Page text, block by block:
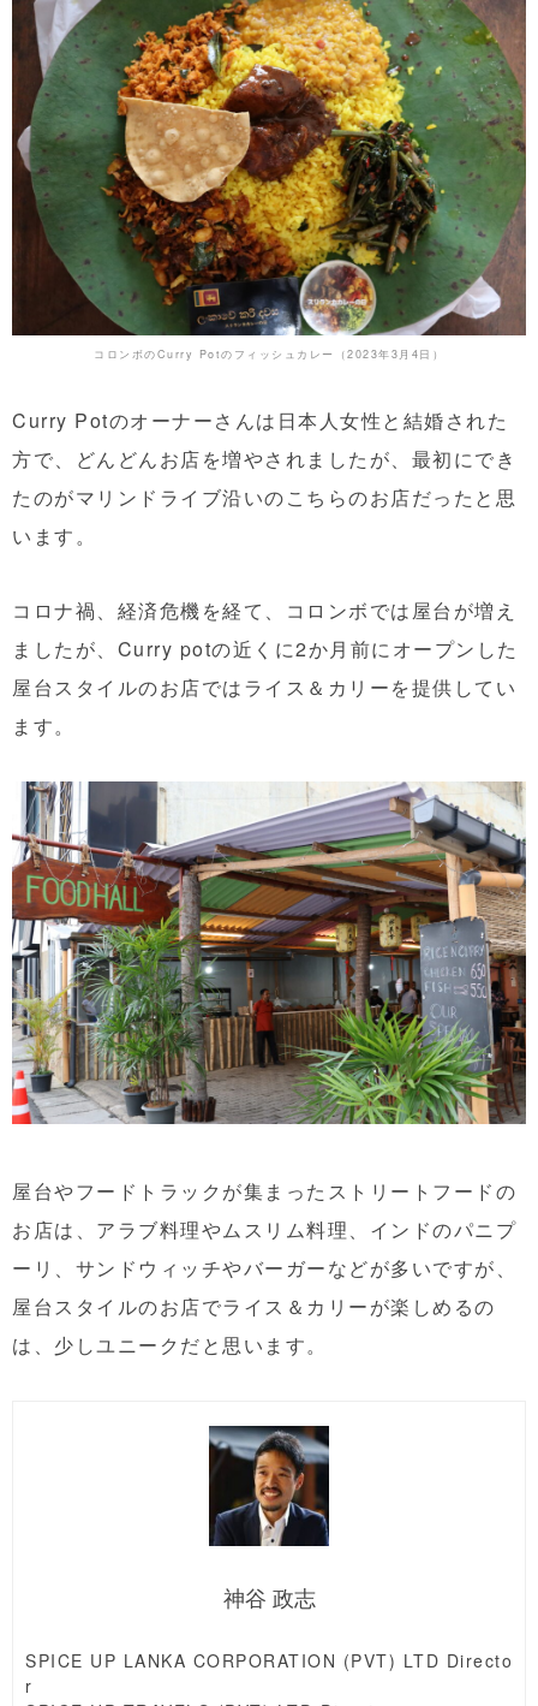
コロンボのCurry Potのフィッシュカレー（2023年3月4日）
Curry Potのオーナーさんは日本人女性と結婚された
方で、どんどんお店を増やされましたが、最初にでき
たのがマリンドライブ沿いのこちらのお店だったと思
います。
コロナ禍、経済危機を経て、コロンボでは屋台が増え
ましたが、Curry potの近くに2か月前にオープンした
屋台スタイルのお店ではライス＆カリーを提供してい
ます。
屋台やフードトラックが集まったストリートフードの
お店は、アラブ料理やムスリム料理、インドのパニプ
ーリ、サンドウィッチやバーガーなどが多いですが、
屋台スタイルのお店でライス＆カリーが楽しめるの
は、少しユニークだと思います。
神谷 政志
SPICE UP LANKA CORPORATION (PVT) LTD Directo
r